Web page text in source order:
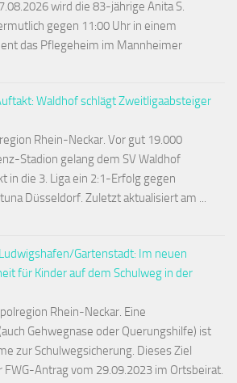
wird die 83-jährige Anita S.
gegen 11:00 Uhr in einem
das Pflegeheim im Mannheimer
Waldhof schlägt Zweitligaabsteiger
Rhein-Neckar. Vor gut 19.000
Stadion gelang dem SV Waldhof
in die 3. Liga ein 2:1-Erfolg gegen
Düsseldorf. Zuletzt aktualisiert am ...
Gartenstadt: Im neuen
für Kinder auf dem Schulweg in der
Rhein-Neckar. Eine
Gehwegnase oder Querungshilfe) ist
zur Schulwegsicherung. Dieses Ziel
Antrag vom 29.09.2023 im Ortsbeirat.